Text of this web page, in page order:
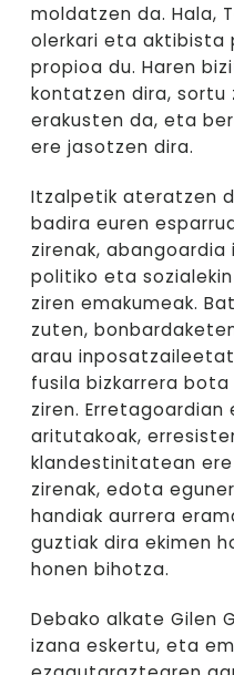
moldatzen da. Hala,
olerkari eta aktibista
propioa du. Haren
kontatzen dira, sortu
erakusten da, eta
ere jasotzen dira.
Itzalpetik ateratzen
badira euren
zirenak, abangoardia
politiko eta
ziren emakumeak.
zuten,
arau
fusila bizkarrera
ziren. Erretagoardian
aritutakoak,
klandestinitatean
zirenak, edota
handiak aurrera
guztiak dira ekimen
honen bihotza.
Debako alkate Gilen
izana eskertu, eta